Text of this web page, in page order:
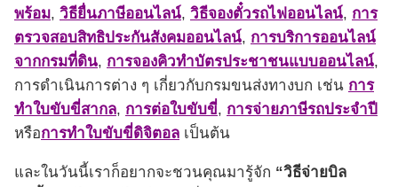
พร้อม, วิธียื่นภาษีออนไลน์, วิธีจองตั๋วรถไฟออนไลน์, การ
ตรวจสอบสิทธิประกันสังคมออนไลน์, การบริการออนไลน์
จากกรมที่ดิน, การจองคิวทำบัตรประชาชนแบบออนไลน์,
การดำเนินการต่าง ๆ เกี่ยวกับกรมขนส่งทางบก เช่น การ
ทำใบขับขี่สากล, การต่อใบขับขี่, การจ่ายภาษีรถประจำปี
หรือการทำใบขับขี่ดิจิตอล เป็นต้น
และในวันนี้เราก็อยากจะชวนคุณมารู้จัก “วิธีจ่ายบิล